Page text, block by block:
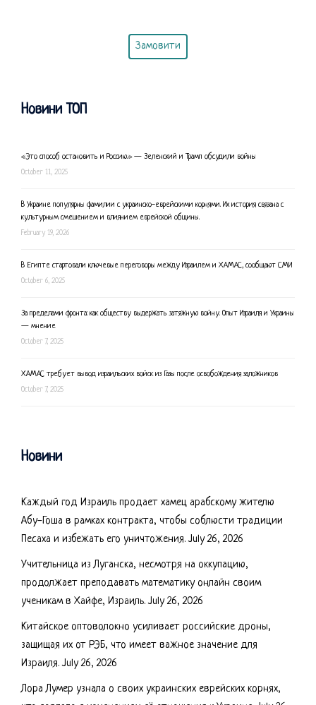
Замовити
Новини ТОП
«Это способ остановить и Россию.» — Зеленский и Трамп обсудили войны
October 11, 2025
В Украине популярны фамилии с украинско-еврейскими корнями. Их история связана с
культурным смешением и влиянием еврейской общины.
February 19, 2026
В Египте стартовали ключевые переговоры между Израилем и ХАМАС, сообщают СМИ
October 6, 2025
За пределами фронта: как обществу выдержать затяжную войну. Опыт Израиля и Украины
— мнение
October 7, 2025
ХАМАС требует вывод израильских войск из Газы после освобождения заложников
October 7, 2025
Новини
Каждый год Израиль продает хамец арабскому жителю
Абу-Гоша в рамках контракта, чтобы соблюсти традиции
Песаха и избежать его уничтожения. July 26, 2026
Учительница из Луганска, несмотря на оккупацию,
продолжает преподавать математику онлайн своим
ученикам в Хайфе, Израиль. July 26, 2026
Китайское оптоволокно усиливает российские дроны,
защищая их от РЭБ, что имеет важное значение для
Израиля. July 26, 2026
Лора Лумер узнала о своих украинских еврейских корнях,